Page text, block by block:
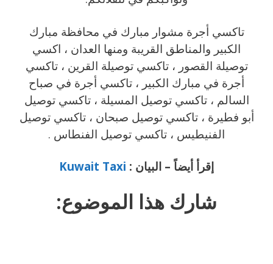
تاكسي أجرة مشوار مبارك في محافظة مبارك
الكبير والمناطق القريبة ‎ومنها العدان ، اكسي
توصيلة القصور ، تاكسي توصيلة القرين ، تاكسي
أجرة في مبارك الكبير ، تاكسي أجرة في صباح
السالم ، تاكسي توصيل المسيلة ، تاكسي توصيل
أبو فطيرة ، تاكسي توصيل صبحان ، تاكسي توصيل
الفنيطيس ، تاكسي توصيل الفنطاس .
إقرأ أيضاً – البيان : Kuwait Taxi
شارك هذا الموضوع: